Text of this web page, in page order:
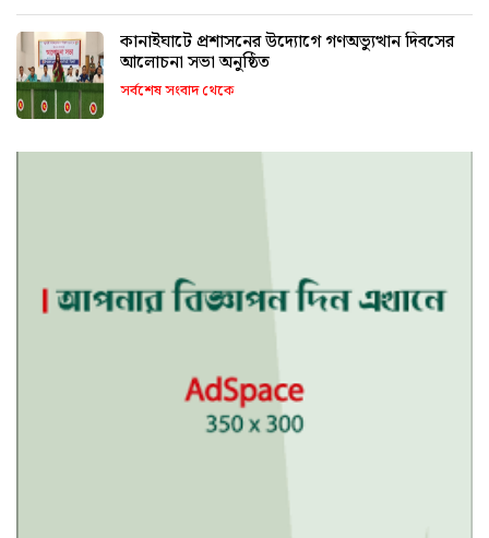
কানাইঘাটে প্রশাসনের উদ্যোগে গণঅভ্যুত্থান দিবসের
আলোচনা সভা অনুষ্ঠিত
সর্বশেষ সংবাদ থেকে